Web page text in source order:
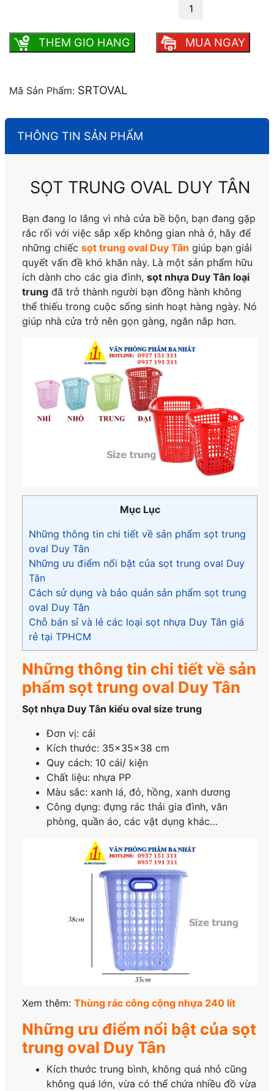
THEM GIO HANG MUA NGAY
Mã Sản Phẩm: SRTOVAL
THÔNG TIN SẢN PHẨM
SỌT TRUNG OVAL DUY TÂN
Bạn đang lo lắng vì nhà cửa bề bộn, bạn đang gặp
rắc rối với việc sắp xếp không gian nhà ở, hãy để
những chiếcsọt trung oval Duy Tân giúp bạn giải
quyết vấn đề khó khăn này. Là một sản phẩm hữu
ích dành cho các gia đình,sọt nhựa Duy Tân loại
trung đã trở thành người bạn đồng hành không
thể thiếu trong cuộc sống sinh hoạt hàng ngày. Nó
giúp nhà cửa trở nên gọn gàng, ngăn nắp hơn.
Mục Lục
Những thông tin chi tiết về sản phẩm sọt trung
oval Duy Tân
Những ưu điểm nổi bật của sọt trung oval Duy
Tân
Cách sử dụng và bảo quản sản phẩm sọt trung
oval Duy Tân
Chỗ bán sỉ và lẻ các loại sọt nhựa Duy Tân giá
rẻ tại TPHCM
Những thông tin chi tiết về sản
phẩm sọt trung oval Duy Tân
Sọt nhựa Duy Tân kiểu oval size trung
Đơn vị: cái
Kích thước: 35×35×38 cm
Quy cách: 10 cái/ kiện
Chất liệu: nhựa PP
Màu sắc: xanh lá, đỏ, hồng, xanh dương
Công dụng: đựng rác thải gia đình, văn
phòng, quần áo, các vật dụng khác…
Xem thêm:Thùng rác công cộng nhựa 240 lít
Những ưu điểm nổi bật của sọt
trung oval Duy Tân
Kích thước trung bình, không quá nhỏ cũng
không quá lớn, vừa có thể chứa nhiều đồ vừa